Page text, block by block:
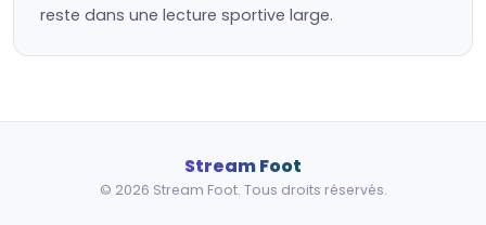
reste dans une lecture sportive large.
Stream Foot
© 2026 Stream Foot. Tous droits réservés.